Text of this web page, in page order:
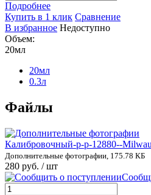
Подробнее
Купить в 1 клик Сравнение
В избранное Недоступно
Объем:
20мл
20мл
0.3л
Файлы
Калибровочный-р-р-12880--
Дополнительные фотографии, 175.78 КБ
280 руб. / шт